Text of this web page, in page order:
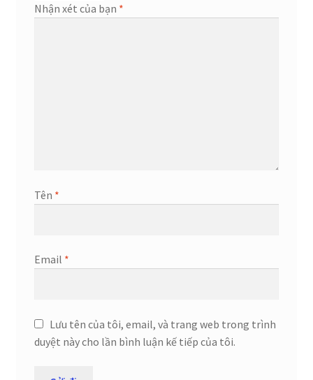
Nhận xét của bạn *
Tên *
Email *
Lưu tên của tôi, email, và trang web trong trình
duyệt này cho lần bình luận kế tiếp của tôi.